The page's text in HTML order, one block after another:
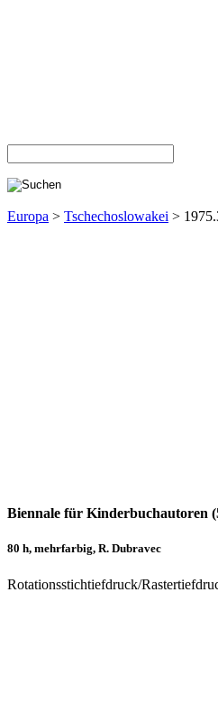
Europa > Tschechoslowakei >
Biennale für Kinderbuchautoren
80 h, mehrfarbig, R. Dubravec
Rotationsstichtiefdruck/